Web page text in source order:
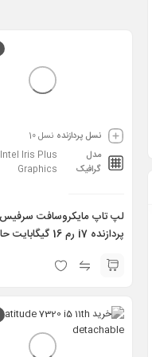
نسل پردازنده نسل 10
مدل
گرافیک
Intel Iris Plus
Graphics
10TH 16GB 256GB